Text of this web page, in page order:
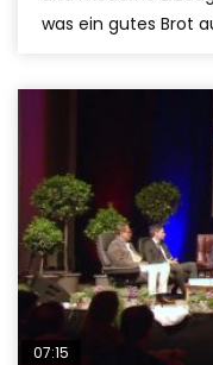
was ein gutes Brot
07:15